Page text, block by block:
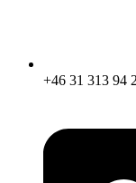
+46 31 313 94